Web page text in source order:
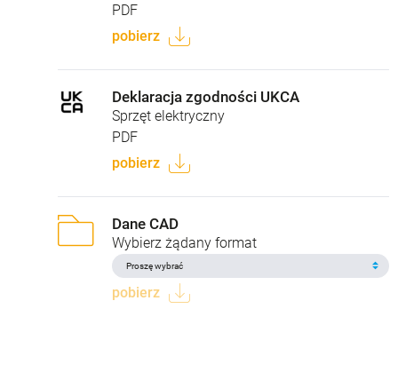
PDF
pobierz
Deklaracja zgodności UKCA
Sprzęt elektryczny
PDF
pobierz
Dane CAD
Wybierz żądany format
pobierz